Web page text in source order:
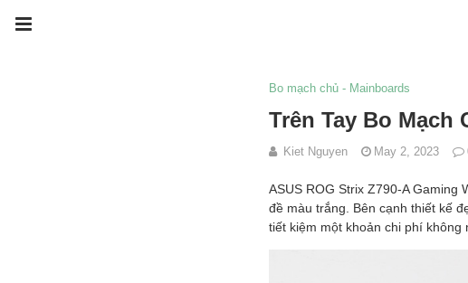
Bo mạch chủ - Mainboards
Trên Tay Bo Mạch
Kiet Nguyen May 2, 2023
ASUS ROG Strix Z790-A
đề màu trắng. Bên cạnh thiết kế
tiết kiệm một khoản chi phí